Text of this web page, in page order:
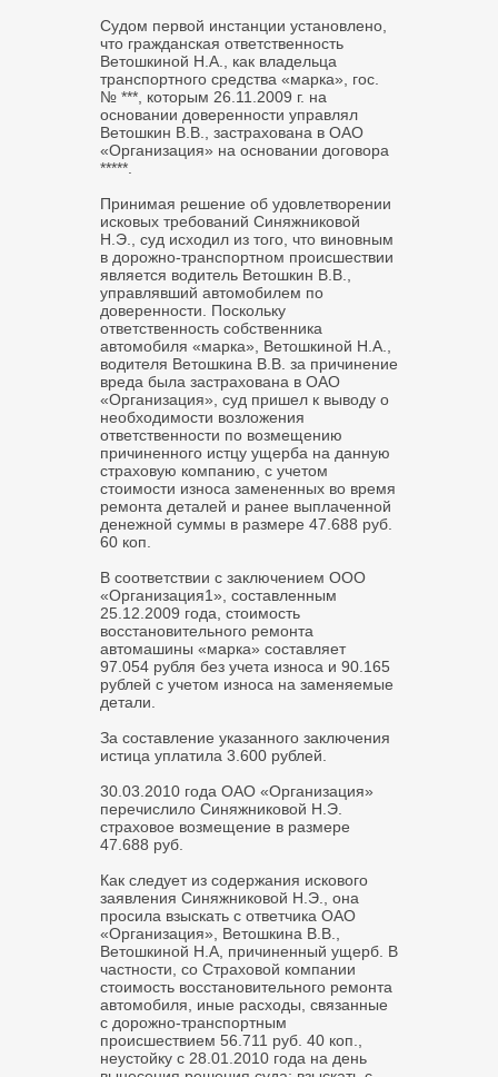
Судом первой инстанции установлено,
что гражданская ответственность
Ветошкиной Н.А., как владельца
транспортного средства «марка», гос.
№ ***, которым 26.11.2009 г. на
основании доверенности управлял
Ветошкин В.В., застрахована в ОАО
«Организация» на основании договора
*****.
Принимая решение об удовлетворении
исковых требований Синяжниковой
Н.Э., суд исходил из того, что виновным
в дорожно-транспортном происшествии
является водитель Ветошкин В.В.,
управлявший автомобилем по
доверенности. Поскольку
ответственность собственника
автомобиля «марка», Ветошкиной Н.А.,
водителя Ветошкина В.В. за причинение
вреда была застрахована в ОАО
«Организация», суд пришел к выводу о
необходимости возложения
ответственности по возмещению
причиненного истцу ущерба на данную
страховую компанию, с учетом
стоимости износа замененных во время
ремонта деталей и ранее выплаченной
денежной суммы в размере 47.688 руб.
60 коп.
В соответствии с заключением ООО
«Организация1», составленным
25.12.2009 года, стоимость
восстановительного ремонта
автомашины «марка» составляет
97.054 рубля без учета износа и 90.165
рублей с учетом износа на заменяемые
детали.
За составление указанного заключения
истица уплатила 3.600 рублей.
30.03.2010 года ОАО «Организация»
перечислило Синяжниковой Н.Э.
страховое возмещение в размере
47.688 руб.
Как следует из содержания искового
заявления Синяжниковой Н.Э., она
просила взыскать с ответчика ОАО
«Организация», Ветошкина В.В.,
Ветошкиной Н.А, причиненный ущерб. В
частности, со Страховой компании
стоимость восстановительного ремонта
автомобиля, иные расходы, связанные
с дорожно-транспортным
происшествием 56.711 руб. 40 коп.,
неустойку с 28.01.2010 года на день